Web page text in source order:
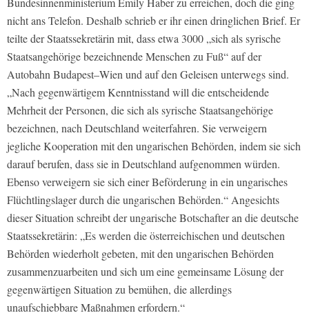
nicht ans Telefon. Deshalb schrieb er ihr einen dringlichen Brief. Er
teilte der Staatssekretärin mit, dass etwa 3000 „sich als syrische
Staatsangehörige bezeichnende Menschen zu Fuß“ auf der
Autobahn Budapest–Wien und auf den Geleisen unterwegs sind.
„Nach gegenwärtigem Kenntnisstand will die entscheidende
Mehrheit der Personen, die sich als syrische Staatsangehörige
bezeichnen, nach Deutschland weiterfahren. Sie verweigern
jegliche Kooperation mit den ungarischen Behörden, indem sie sich
darauf berufen, dass sie in Deutschland aufgenommen würden.
Ebenso verweigern sie sich einer Beförderung in ein ungarisches
Flüchtlingslager durch die ungarischen Behörden.“ Angesichts
dieser Situation schreibt der ungarische Botschafter an die deutsche
Staatssekretärin: „Es werden die österreichischen und deutschen
Behörden wiederholt gebeten, mit den ungarischen Behörden
zusammenzuarbeiten und sich um eine gemeinsame Lösung der
gegenwärtigen Situation zu bemühen, die allerdings
unaufschiebbare Maßnahmen erfordern.“